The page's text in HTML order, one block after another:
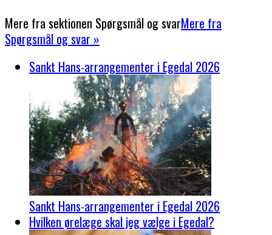
Mere fra sektionen Spørgsmål og svarMere fra
Spørgsmål og svar »
Sankt Hans-arrangementer i Egedal 2026
Sankt Hans-arrangementer i Egedal 2026
Hvilken ørelæge skal jeg vælge i Egedal?